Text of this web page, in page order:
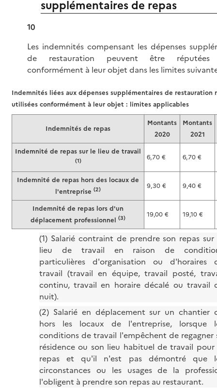
supplémentaires de repas
10
Les indemnités compensant les dépenses
de restauration peuvent être réputées
conformément à leur objet dans les limites
Indemnités liées aux dépenses supplémentaires de restauration
utilisées conformément à leur objet : limites applicables
Indemnités de repas
Montants
2020
Montants
2021
Indemnité de repas sur le lieu de travail
(1) 6,70 € 6,70 €
Indemnité de repas hors des locaux de
l'entreprise (2) 9,30 € 9,40 €
Indemnité de repas lors d'un
déplacement professionnel (3) 19,00 € 19,10 €
(1) Salarié contraint de prendre son repas sur
lieu de travail en raison de
particulières d'organisation ou d'horaires
travail (travail en équipe, travail posté,
continu, travail en horaire décalé ou travail
nuit).
(2) Salarié en déplacement sur un chantier
hors les locaux de l'entreprise, lorsque
conditions de travail l'empêchent de regagner
résidence ou son lieu habituel de travail pour
repas et qu'il n'est pas démontré que
circonstances ou les usages de la
l'obligent à prendre son repas au restaurant.